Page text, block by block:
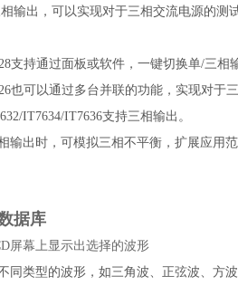
输出，可以实现对于三相交流电源的
支持通过面板或软件，一键切换单/三相
也可以通过多台并联的功能，实现对于
IT7634/IT7636支持三相输出。
输出时，可模拟三相不平衡，扩展应用范
据库
屏幕上显示出选择的波形
同类型的波形，如三角波、正弦波、方